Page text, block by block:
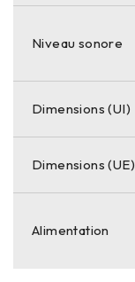
Niveau sonore
Dimensions (UI)
Dimensions (UE)
Alimentation